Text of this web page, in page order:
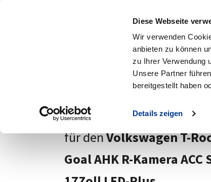
Diese Webseite
Wir verwenden
anbieten zu können
zu Ihrer Verwendung
Unsere Partner
bereitgestellt haben
Details zeigen
Ihre Anfrage
für denVolkswagen T-
Goal AHK R-Kamera ACC